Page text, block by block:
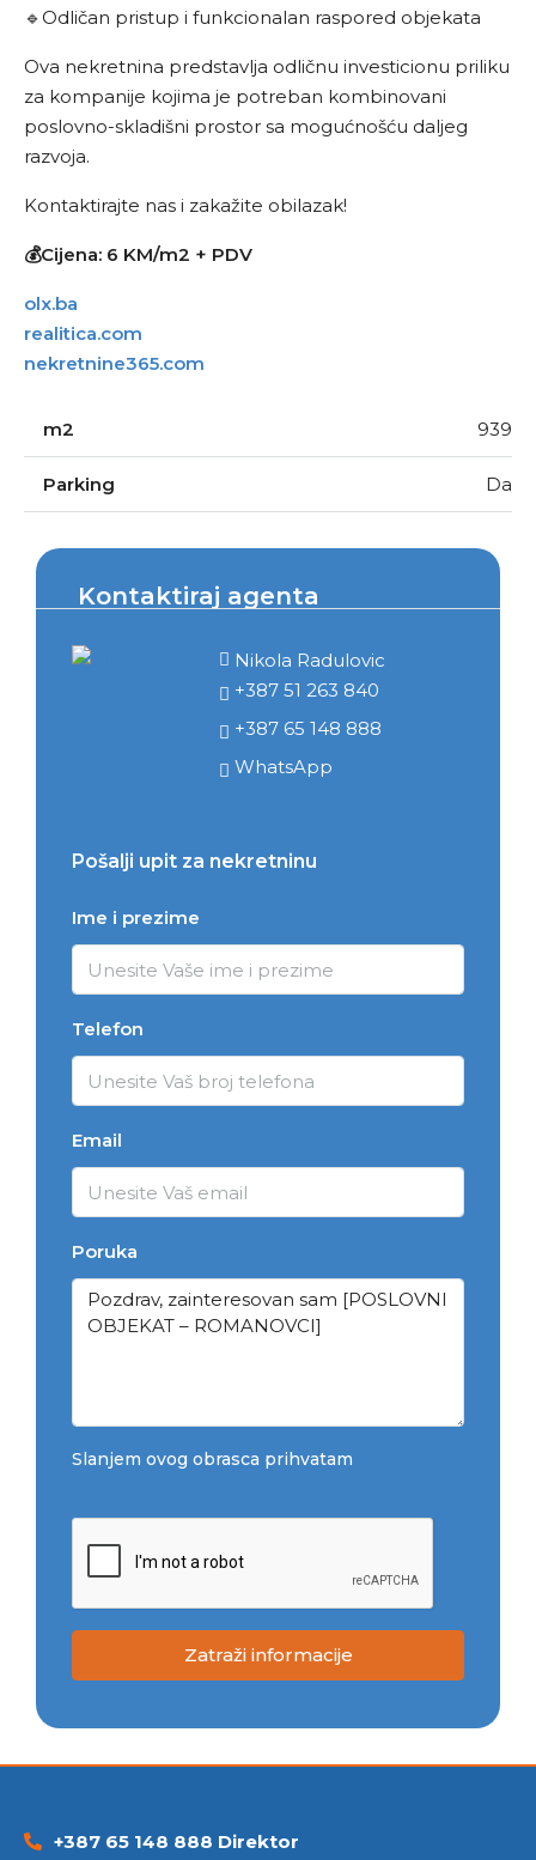
🔹Odličan pristup i funkcionalan raspored objekata
Ova nekretnina predstavlja odličnu investicionu priliku
za kompanije kojima je potreban kombinovani
poslovno-skladišni prostor sa mogućnošću daljeg
razvoja.
Kontaktirajte nas i zakažite obilazak!
💰Cijena: 6 KM/m2 + PDV
olx.ba
realitica.com
nekretnine365.com
m2 939
Parking Da
Kontaktiraj agenta
Nikola Radulovic
+387 51 263 840
+387 65 148 888
WhatsApp
Pošalji upit za nekretninu
Ime i prezime
Telefon
Email
Poruka
Slanjem ovog obrasca prihvatam
Zatraži informacije
+387 65 148 888 Direktor